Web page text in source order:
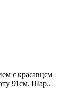
с красавцем
91см. Шар..